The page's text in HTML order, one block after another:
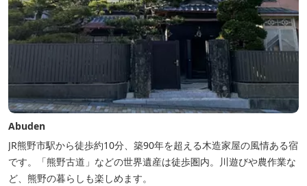
Abuden
JR熊野市駅から徒歩約10分、築90年を超える木造家屋の風情ある宿
です。「熊野古道」などの世界遺産は徒歩圏内。川遊びや農作業な
ど、熊野の暮らしも楽しめます。